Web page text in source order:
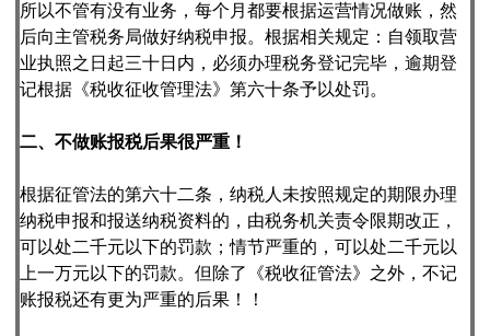
所以不管有没有业务，每个月都要根据运营情况做账，然
后向主管税务局做好纳税申报。根据相关规定：自领取营
业执照之日起三十日内，必须办理税务登记完毕，逾期登
记根据《税收征收管理法》第六十条予以处罚。
二、不做账报税后果很严重！
根据征管法的第六十二条，纳税人未按照规定的期限办理
纳税申报和报送纳税资料的，由税务机关责令限期改正，
可以处二千元以下的罚款；情节严重的，可以处二千元以
上一万元以下的罚款。但除了《税收征管法》之外，不记
账报税还有更为严重的后果！！